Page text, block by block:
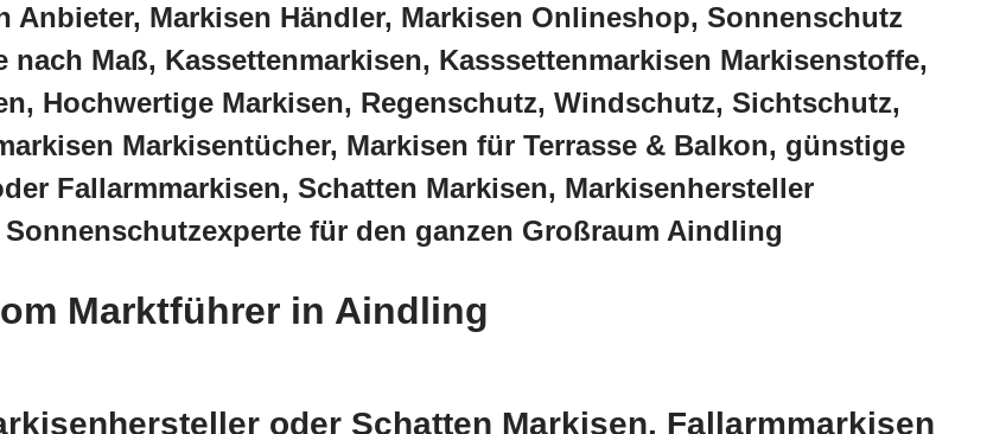
Anbieter, Markisen Händler, Markisen Onlineshop, Sonnenschutz
Maß, Kassettenmarkisen, Kasssettenmarkisen Markisenstoffe,
Hochwertige Markisen, Regenschutz, Windschutz, Sichtschutz,
Markisentücher, Markisen für Terrasse & Balkon, günstige
Fallarmmarkisen, Schatten Markisen, Markisenhersteller
für den ganzen Großraum Aindling
Marktführer in Aindling
oder Schatten Markisen, Fallarmmarkisen